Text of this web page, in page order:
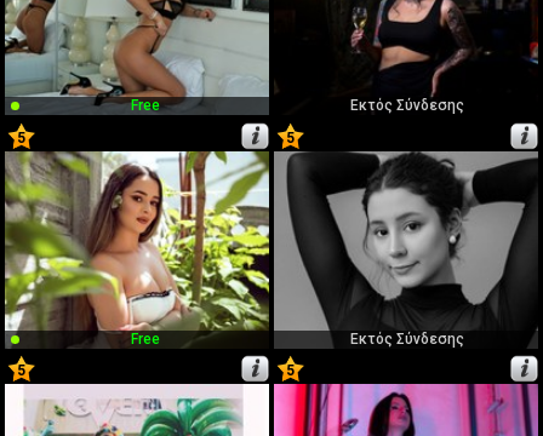
Free
Εκτός Σύνδεσης
5
17
Free
5
18
Εκτός Σύνδεσης
5
19
5